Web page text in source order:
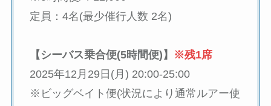
定員：4名(最少催行人数 2名)
【シーバス乗合便(5時間便)】
※残1席
2025年12月29日(月) 20:00-25:00
※ビッグベイト便(状況により通常ルアー使